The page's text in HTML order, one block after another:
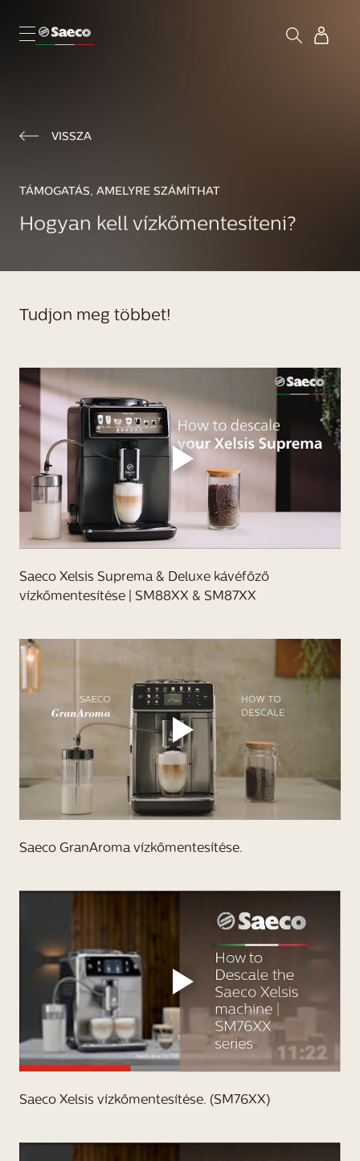
VISSZA
TÁMOGATÁS, AMELYRE SZÁMÍTHAT
Hogyan kell vízkőmentesíteni?
Tudjon meg többet!
Saeco Xelsis Suprema & Deluxe kávéfőző
vízkőmentesítése | SM88XX & SM87XX
Saeco GranAroma vízkőmentesítése.
Saeco Xelsis vízkőmentesítése. (SM76XX)